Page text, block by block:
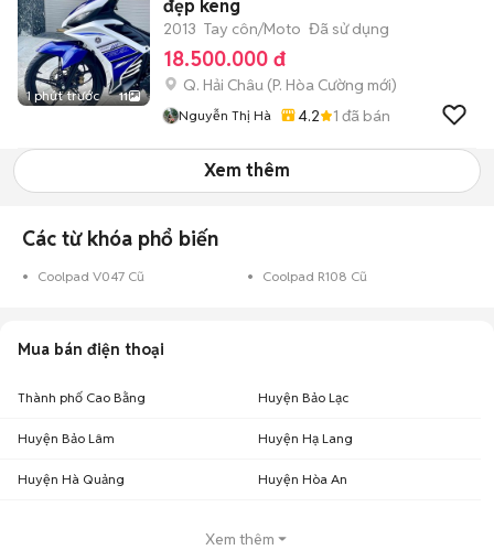
1 phút trước 11
đẹp keng
2013 Tay côn/Moto Đã sử dụng
18.500.000 đ
Q. Hải Châu (P. Hòa Cường mới)
Nguyễn Thị Hà 4.2 1 đã bán
Xem thêm
Các từ khóa phổ biến
Coolpad V047 Cũ Coolpad R108 Cũ
Mua bán điện thoại
Thành phố Cao Bằng Huyện Bảo Lạc
Huyện Bảo Lâm Huyện Hạ Lang
Huyện Hà Quảng Huyện Hòa An
Xem thêm